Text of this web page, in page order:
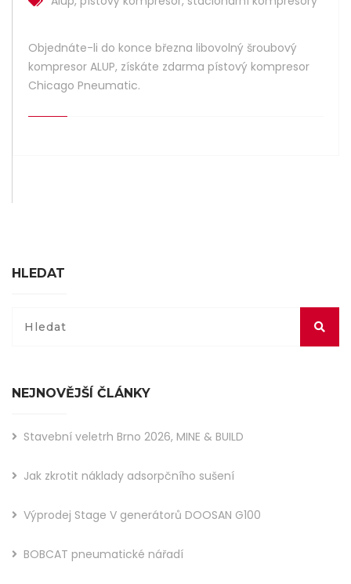
Objednáte-li do konce března libovolný šroubový
kompresor ALUP, získáte zdarma pístový kompresor
Chicago Pneumatic.
HLEDAT
NEJNOVĚJŠÍ ČLÁNKY
Stavební veletrh Brno 2026, MINE & BUILD
Jak zkrotit náklady adsorpčního sušení
Výprodej Stage V generátorů DOOSAN G100
BOBCAT pneumatické nářadí